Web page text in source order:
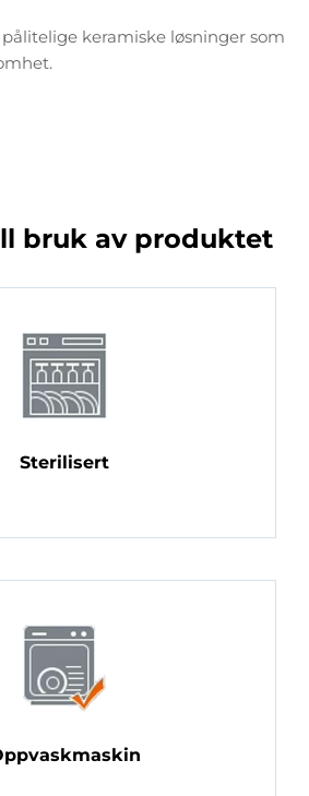
keramiske løsninger som
bruk av produktet
Sterilisert